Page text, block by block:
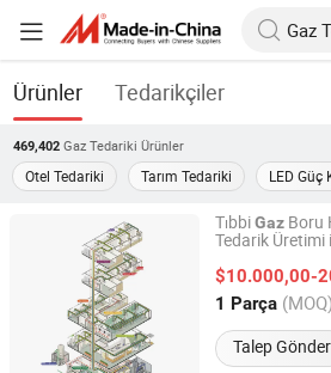
Ürünler Tedarikçiler
469,402 Gaz Tedariki Ürünler
Otel Tedariki Tarım Tedariki LED Güç
TıbbiGaz Boru
Tedarik Üretimi
$10.000,00-
1 Parça (MOQ)
Talep Gönder
Hunan Eter Medical Co., Ltd.
Hunan, China Fiyat 2018